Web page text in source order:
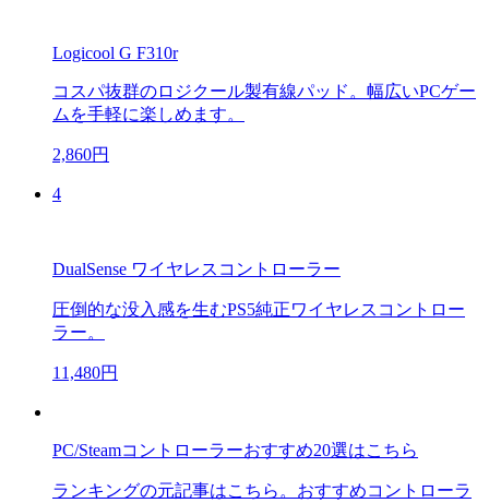
Logicool G F310r
コスパ抜群のロジクール製有線パッド。幅広いPCゲー
ムを手軽に楽しめます。
2,860円
4
DualSense ワイヤレスコントローラー
圧倒的な没入感を生むPS5純正ワイヤレスコントロー
ラー。
11,480円
PC/Steamコントローラーおすすめ20選はこちら
ランキングの元記事はこちら。おすすめコントローラ